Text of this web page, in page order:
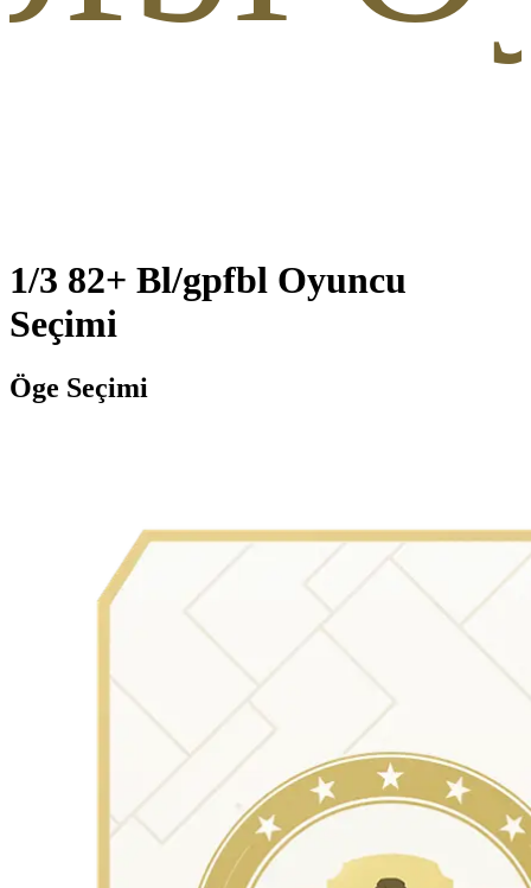
1/3 82+ Bl/gpfbl Oyuncu
Seçimi
Öge Seçimi